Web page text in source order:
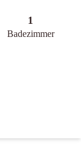
1
Badezimmer